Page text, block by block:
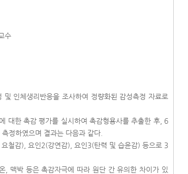
수
인체생리반응을 조사하여 정량화된 감성측정 자료로
대한 촉감 평가를 실시하여 촉감형용사를 추출한 후, 6
정하였으며 결과는 다음과 같다.
철감), 요인2(강연감), 요인3(탄력 및 습윤감) 등으로 3
, 맥박 등은 촉감자극에 따라 원단 간 유의한 차이가 있